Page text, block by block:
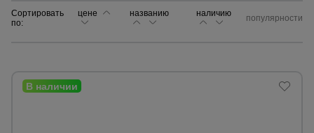
Сортировать
по:
цене названию наличию популярности